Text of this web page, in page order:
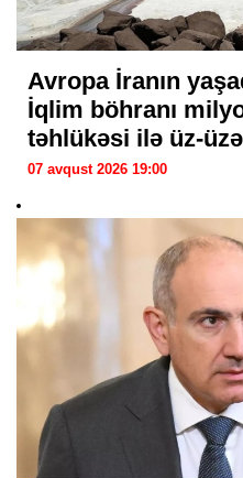
Avropa İranın
İqlim böhranı
təhlükəsi ilə üz-
07 avqust 2026 19:00